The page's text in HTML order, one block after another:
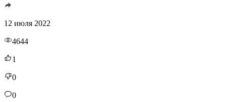
12 июля 2022
4644
1
0
0